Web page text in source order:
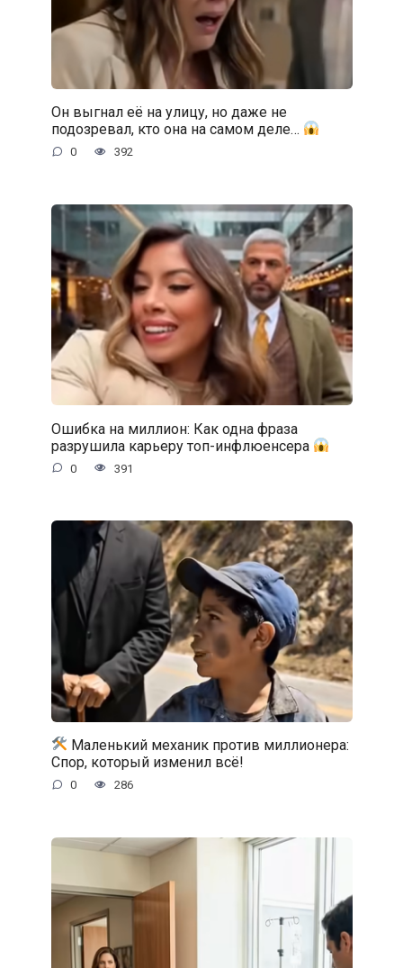
Он выгнал её на улицу, но даже не
подозревал, кто она на самом деле…
0 392
Ошибка на миллион: Как одна фраза
разрушила карьеру топ-инфлюенсера
0 391
Маленький механик против миллионера:
Спор, который изменил всё!
0 286